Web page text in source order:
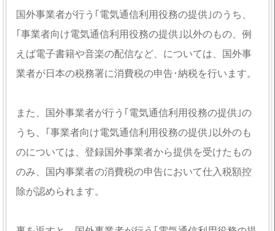
国外事業者が行う｢電気通信利用役務の提供｣のうち、
｢事業者向け電気通信利用役務の提供｣以外のもの、例
えば電子書籍や音楽の配信など、については、国外事
業者が日本の税務署に消費税の申告･納税を行います。
また、国外事業者が行う｢電気通信利用役務の提供｣の
うち、｢事業者向け電気通信利用役務の提供｣以外のも
のについては、登録国外事業者から提供を受けたもの
のみ、国内事業者の消費税の申告において仕入税額控
除が認められます。